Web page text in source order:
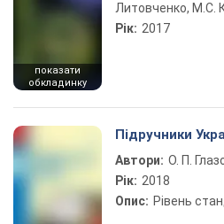
показати
обкладинку
Литовченко, М.С.
Рік: 2017
Підручники
Автори: О. П.
Рік: 2018
Опис: Рівень